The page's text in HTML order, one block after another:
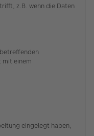
z.B. wenn die Daten
mit einem
eingelegt haben,